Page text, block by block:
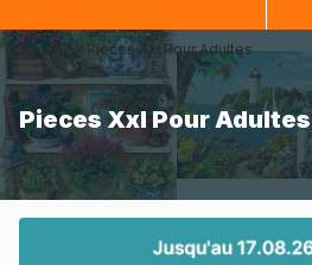
Accueil > Pieces Xxl Pour Adultes
Pieces Xxl Pour Adultes